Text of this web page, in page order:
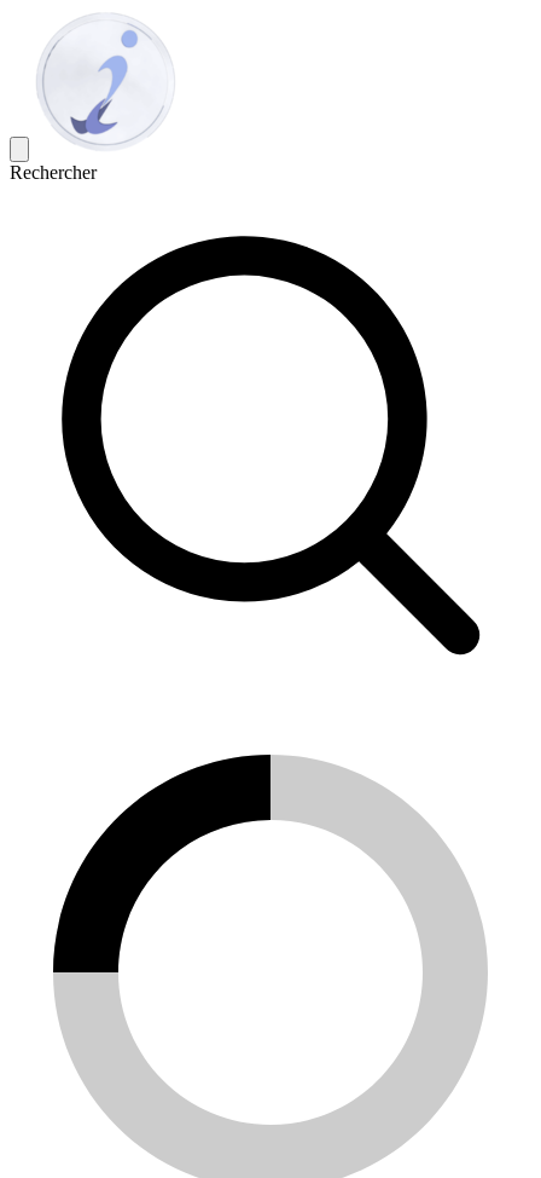
Rechercher